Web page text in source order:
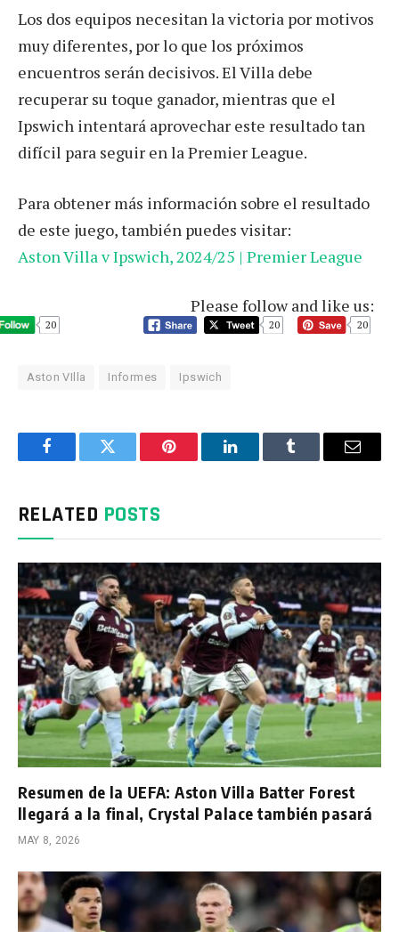
Los dos equipos necesitan la victoria por motivos
muy diferentes, por lo que los próximos
encuentros serán decisivos. El Villa debe
recuperar su toque ganador, mientras que el
Ipswich intentará aprovechar este resultado tan
difícil para seguir en la Premier League.
Para obtener más información sobre el resultado
de este juego, también puedes visitar:
Aston Villa v Ipswich, 2024/25 | Premier League
Please follow and like us:
20 20 20
Aston VIlla Informes Ipswich
FacebookTwitter Pinterest LinkedInTumblr Email
RELATED POSTS
Resumen de la UEFA: Aston Villa Batter Forest
llegará a la final, Crystal Palace también pasará
MAY 8, 2026